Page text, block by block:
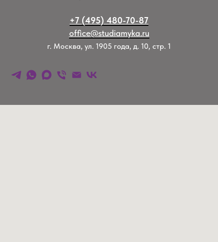
+7 (495) 480-70-87
office@studiamyka.ru
г. Москва, ул. 1905 года, д. 10, стр. 1